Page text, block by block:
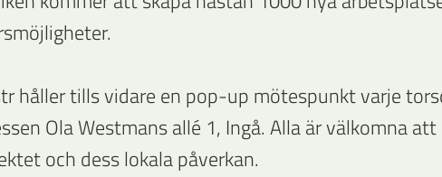
håller tills vidare en pop-up mötespunkt varje
Ola Westmans allé 1, Ingå. Alla är välkomna
och dess lokala påverkan.